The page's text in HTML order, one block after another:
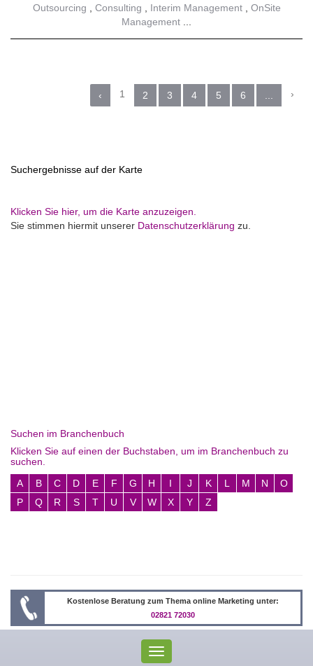
Outsourcing
Consulting Interim Management
OnSite
Management
‹ 1 2 3 4 5 6 ›
Suchergebnisse auf der Karte
Klicken Sie hier, um die Karte anzuzeigen.
Sie stimmen hiermit unserer Datenschutzerklärung zu.
Suchen im Branchenbuch
Klicken Sie auf einen der Buchstaben, um im Branchenbuch zu
suchen.
A
B C D E F G H I J K L M N
O
P
Q R S T U V W X Y Z
Kostenlose Beratung zum Thema online Marketing unter:
02821 72030
Toggle